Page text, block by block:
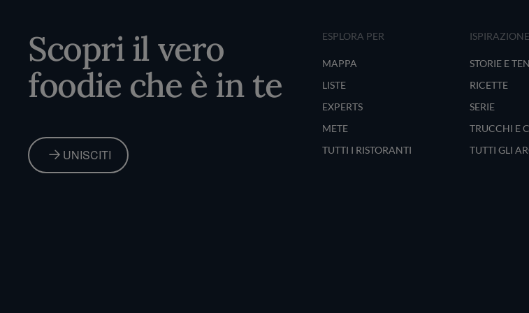
Scopri il vero
foodie che è in te
UNISCITI
ESPLORA PER
MAPPA
LISTE
EXPERTS
METE
TUTTI I RISTORANTI
ISPIRAZIONE
STORIE E
RICETTE
SERIE
TRUCCHI E
TUTTI GLI